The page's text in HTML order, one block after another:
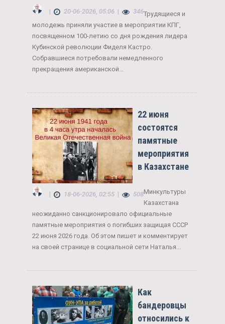
| 20-06-2026, 05:06 | 346Трудящиеся и
молодежь приняли участие в мероприятии КПГ,
посвященном 100-летию со дня рождения лидера
Кубинской революции Фиделя Кастро.
Собравшиеся потребовали немедленного
прекращения американской...
22 июня
состоятся
памятные
мероприятия
в Казахстане
| 18-06-2026, 02:55 | 508Минкультуры
Казахстана
неожиданно санкционировало официальные
памятные мероприятия о погибших защищая СССР
22 июня 2026 года. Об этом пишет и комментирует
на своей странице в социальной сети Наталья...
Как
бандеровцы
относились к